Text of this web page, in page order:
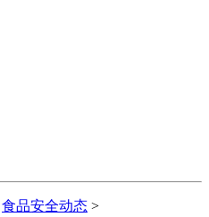
食品安全动态 >